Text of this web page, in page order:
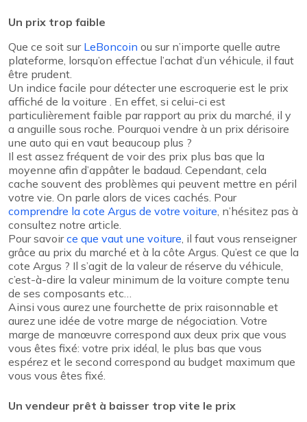
Un prix trop faible
Que ce soit sur LeBoncoin ou sur n’importe quelle autre
plateforme, lorsqu’on effectue l’achat d’un véhicule, il faut
être prudent.
Un indice facile pour détecter une escroquerie est le prix
affiché de la voiture . En effet, si celui-ci est
particulièrement faible par rapport au prix du marché, il y
a anguille sous roche. Pourquoi vendre à un prix dérisoire
une auto qui en vaut beaucoup plus ?
Il est assez fréquent de voir des prix plus bas que la
moyenne afin d’appâter le badaud. Cependant, cela
cache souvent des problèmes qui peuvent mettre en péril
votre vie. On parle alors de vices cachés. Pour
comprendre la cote Argus de votre voiture , n’hésitez pas à
consultez notre article.
Pour savoirce que vaut une voiture , il faut vous renseigner
grâce au prix du marché et à la côte Argus. Qu’est ce que la
cote Argus ? Il s’agit de la valeur de réserve du véhicule,
c’est-à-dire la valeur minimum de la voiture compte tenu
de ses composants etc…
Ainsi vous aurez une fourchette de prix raisonnable et
aurez une idée de votre marge de négociation. Votre
marge de manœuvre correspond aux deux prix que vous
vous êtes fixé: votre prix idéal, le plus bas que vous
espérez et le second correspond au budget maximum que
vous vous êtes fixé.
Un vendeur prêt à baisser trop vite le prix